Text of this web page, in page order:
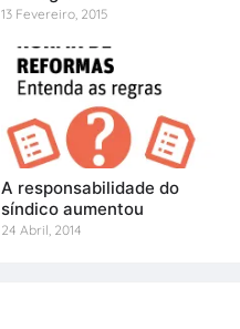
13 Fevereiro, 2015
A responsabilidade do
síndico aumentou
24 Abril, 2014